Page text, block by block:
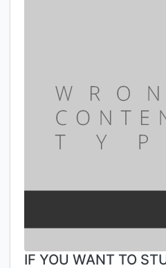
IF YOU WANT TO